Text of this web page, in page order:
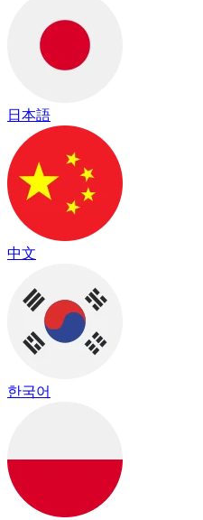
日本語
中文
한국어